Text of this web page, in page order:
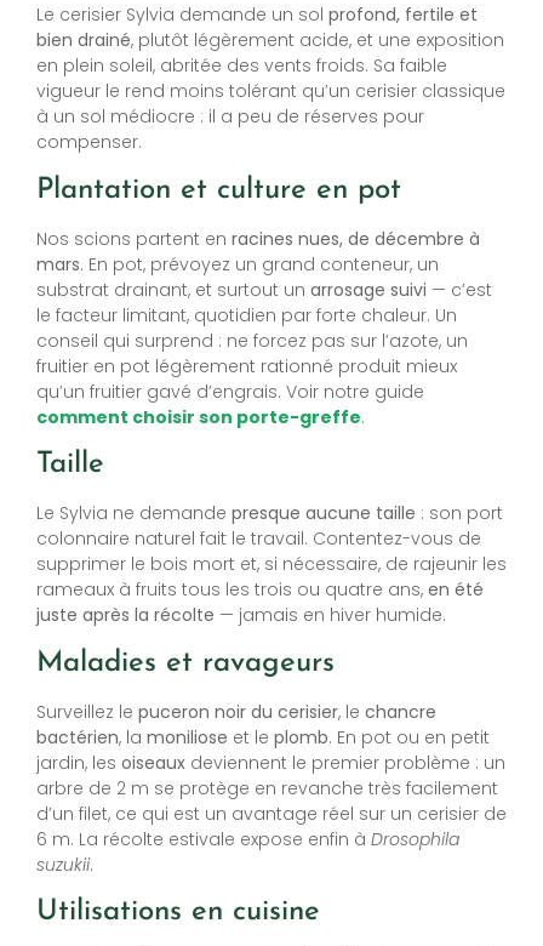
Le cerisier Sylvia demande un sol profond, fertile et
bien drainé, plutôt légèrement acide, et une exposition
en plein soleil, abritée des vents froids. Sa faible
vigueur le rend moins tolérant qu’un cerisier classique
à un sol médiocre : il a peu de réserves pour
compenser.
Plantation et culture en pot
Nos scions partent en racines nues, de décembre à
mars. En pot, prévoyez un grand conteneur, un
substrat drainant, et surtout un arrosage suivi — c’est
le facteur limitant, quotidien par forte chaleur. Un
conseil qui surprend : ne forcez pas sur l’azote, un
fruitier en pot légèrement rationné produit mieux
qu’un fruitier gavé d’engrais. Voir notre guide
comment choisir son porte-greffe.
Taille
Le Sylvia ne demande presque aucune taille : son port
colonnaire naturel fait le travail. Contentez-vous de
supprimer le bois mort et, si nécessaire, de rajeunir les
rameaux à fruits tous les trois ou quatre ans, en été
juste après la récolte — jamais en hiver humide.
Maladies et ravageurs
Surveillez le puceron noir du cerisier, le chancre
bactérien, la moniliose et le plomb. En pot ou en petit
jardin, les oiseaux deviennent le premier problème : un
arbre de 2 m se protège en revanche très facilement
d’un filet, ce qui est un avantage réel sur un cerisier de
6 m. La récolte estivale expose enfin à Drosophila
suzukii.
Utilisations en cuisine